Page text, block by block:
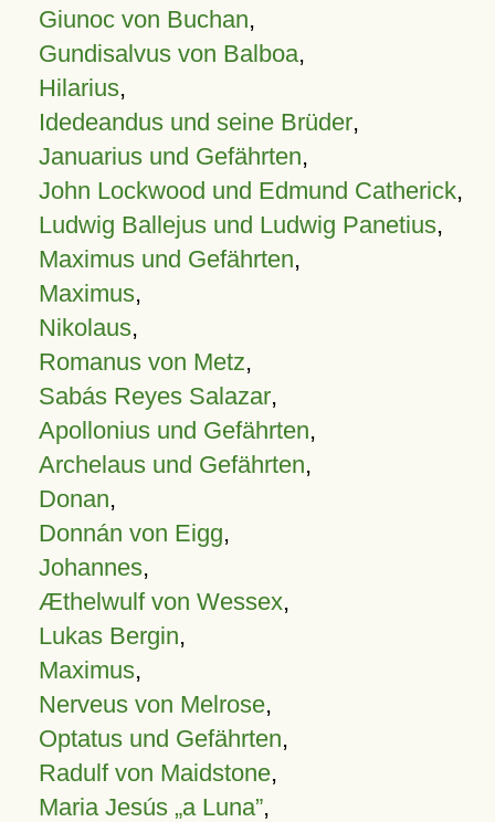
Giunoc von Buchan,
Gundisalvus von Balboa,
Hilarius,
Idedeandus und seine Brüder,
Januarius und Gefährten,
John Lockwood und Edmund Catherick,
Ludwig Ballejus und Ludwig Panetius,
Maximus und Gefährten,
Maximus,
Nikolaus,
Romanus von Metz,
Sabás Reyes Salazar,
Apollonius und Gefährten,
Archelaus und Gefährten,
Donan,
Donnán von Eigg,
Johannes,
Æthelwulf von Wessex,
Lukas Bergin,
Maximus,
Nerveus von Melrose,
Optatus und Gefährten,
Radulf von Maidstone,
Maria Jesús „a Luna”,